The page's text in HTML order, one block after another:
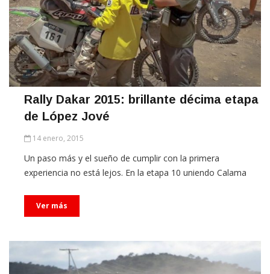
Rally Dakar 2015: brillante décima etapa
de López Jové
14 enero, 2015
Un paso más y el sueño de cumplir con la primera
experiencia no está lejos. En la etapa 10 uniendo Calama
Ver más